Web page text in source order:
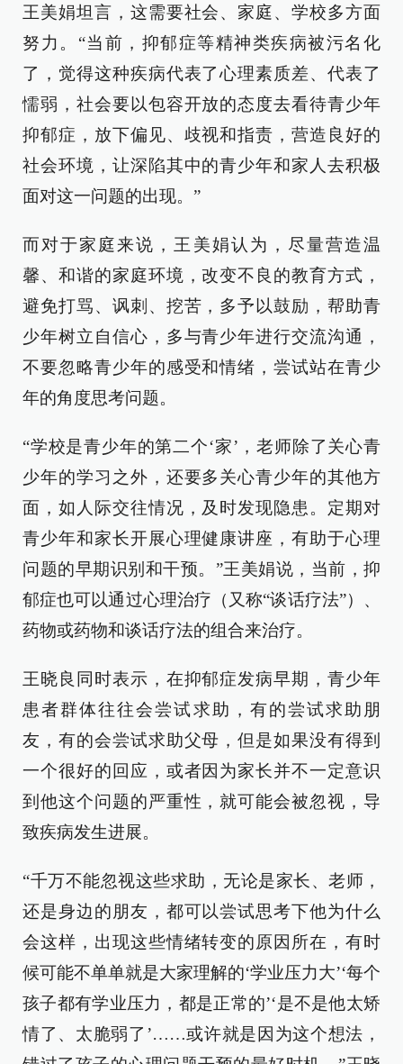
王美娟坦言，这需要社会、家庭、学校多方面
努力。“当前，抑郁症等精神类疾病被污名化
了，觉得这种疾病代表了心理素质差、代表了
懦弱，社会要以包容开放的态度去看待青少年
抑郁症，放下偏见、歧视和指责，营造良好的
社会环境，让深陷其中的青少年和家人去积极
面对这一问题的出现。”
而对于家庭来说，王美娟认为，尽量营造温
馨、和谐的家庭环境，改变不良的教育方式，
避免打骂、讽刺、挖苦，多予以鼓励，帮助青
少年树立自信心，多与青少年进行交流沟通，
不要忽略青少年的感受和情绪，尝试站在青少
年的角度思考问题。
“学校是青少年的第二个‘家’，老师除了关心青
少年的学习之外，还要多关心青少年的其他方
面，如人际交往情况，及时发现隐患。定期对
青少年和家长开展心理健康讲座，有助于心理
问题的早期识别和干预。”王美娟说，当前，抑
郁症也可以通过心理治疗（又称“谈话疗法”）、
药物或药物和谈话疗法的组合来治疗。
王晓良同时表示，在抑郁症发病早期，青少年
患者群体往往会尝试求助，有的尝试求助朋
友，有的会尝试求助父母，但是如果没有得到
一个很好的回应，或者因为家长并不一定意识
到他这个问题的严重性，就可能会被忽视，导
致疾病发生进展。
“千万不能忽视这些求助，无论是家长、老师，
还是身边的朋友，都可以尝试思考下他为什么
会这样，出现这些情绪转变的原因所在，有时
候可能不单单就是大家理解的‘学业压力大’‘每个
孩子都有学业压力，都是正常的’‘是不是他太矫
情了、太脆弱了’……或许就是因为这个想法，